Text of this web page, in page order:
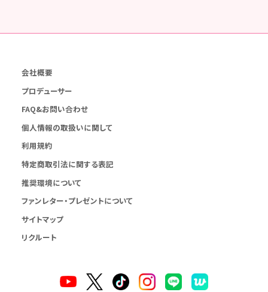
会社概要
プロデューサー
FAQ&お問い合わせ
個人情報の取扱いに関して
利用規約
特定商取引法に関する表記
推奨環境について
ファンレター・プレゼントについて
サイトマップ
リクルート